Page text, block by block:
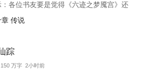
各位书友要是觉得《六迹之梦魇宫》还
请不要忘记向您QQ群和微博里的朋友推
传说
踪
150 万字 2小时前